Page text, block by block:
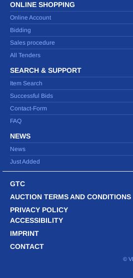
ONLINE SHOPPING
Online Account
Bidding
Sales procedure
All Tenders
SEARCH & SUPPORT
Item Search
Successful Bids
Contact-Form
FAQ
NEWS
News
Just Added
GTC
AUCTION TERMS AND CONDITIONS
PRIVACY POLICY
ACCESSIBILITY
IMPRINT
CONTACT
©